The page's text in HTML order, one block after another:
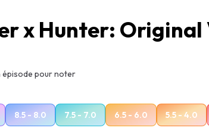
x Hunter:
épisode pour noter
8.5 - 8.0 7.5 - 7.0 6.5 - 6.0 5.5 - 4.0